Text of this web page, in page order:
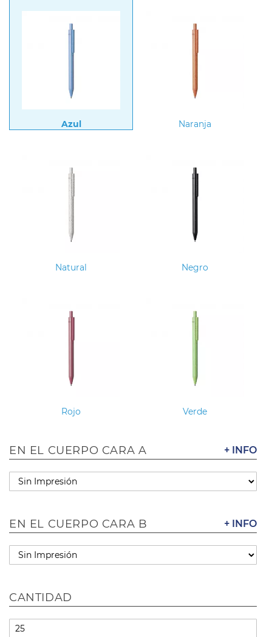
Azul Naranja
Natural Negro
Rojo Verde
+ INFO
EN EL CUERPO CARA A
+ INFO
EN EL CUERPO CARA B
CANTIDAD